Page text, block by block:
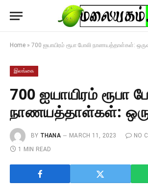
Home » 700 ஐயாயிரம் ரூபா போலி நாணயத்தாள்கள்:
இலங்கை
700 ஐயாயிரம் ரூபா
நாணயத்தாள்கள்:
BY THANA MARCH 11, 2023
NO
1 MIN READ